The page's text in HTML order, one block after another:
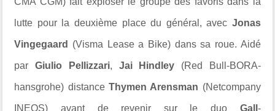
lutte pour la deuxième place du général, avec Jonas
Vingegaard (Visma Lease a Bike) dans sa roue. Aidé
parGiulio Pellizzari, Jai Hindley (Red Bull-BORA-
hansgrohe) distance Thymen Arensman (Netcompany
INEOS) avant de revenir sur le duo Gall -